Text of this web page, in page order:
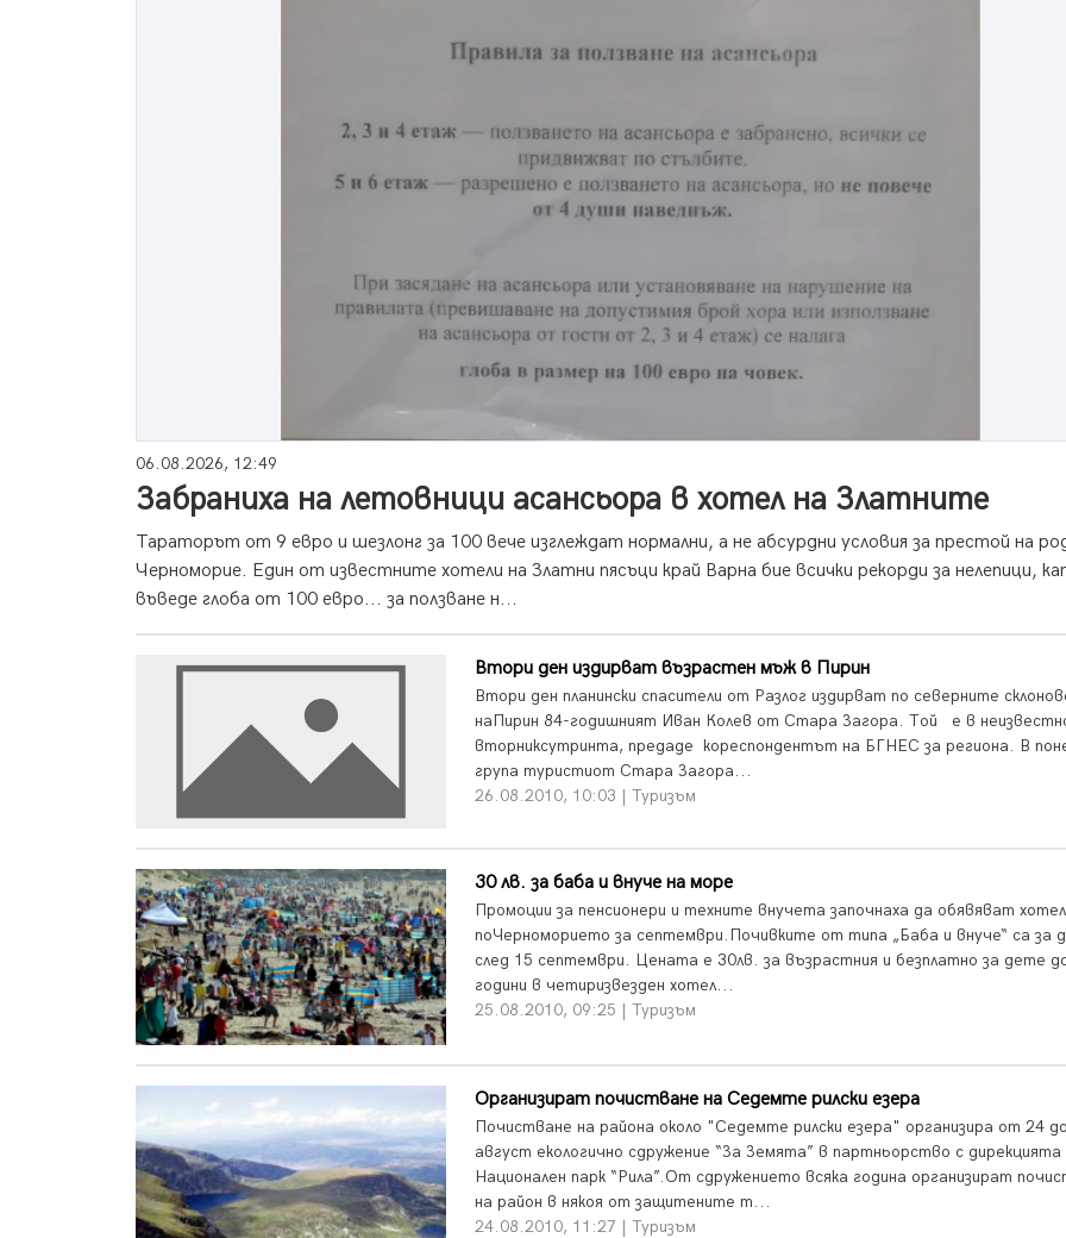
06.08.2026, 12:49
Забраниха на летовници асансьора в хотел на Златните
Тараторът от 9 евро и шезлонг за 100 вече изглеждат нормални, а не абсурдни условия за престой на
Черноморие. Един от известните хотели на Златни пясъци край Варна бие всички рекорди за нелепици,
въведе глоба от 100 евро... за ползване н...
Втори ден издирват възрастен мъж в Пирин
Втори ден планински спасители от Разлог издирват по северните
наПирин 84-годишният Иван Колев от Стара Загора. Той е в
вторниксутринта, предаде кореспондентът на БГНЕС за региона. В
група туристиот Стара Загора...
26.08.2010, 10:03 | Туризъм
30 лв. за баба и внуче на море
Промоции за пенсионери и техните внучета започнаха да обявяват
поЧерноморието за септември.Почивките от типа „Баба и внуче“ са за
след 15 септември. Цената е 30лв. за възрастния и безплатно за дете
години в четиризвезден хотел...
25.08.2010, 09:25 | Туризъм
Организират почистване на Седемте рилски езера
Почистване на района около "Седемте рилски езера" организира от 24
август екологично сдружение “За Земята” в партньорство с дирекцията
Национален парк “Рила”.От сдружението всяка година организират
на район в някоя от защитените т...
24.08.2010, 11:27 | Туризъм